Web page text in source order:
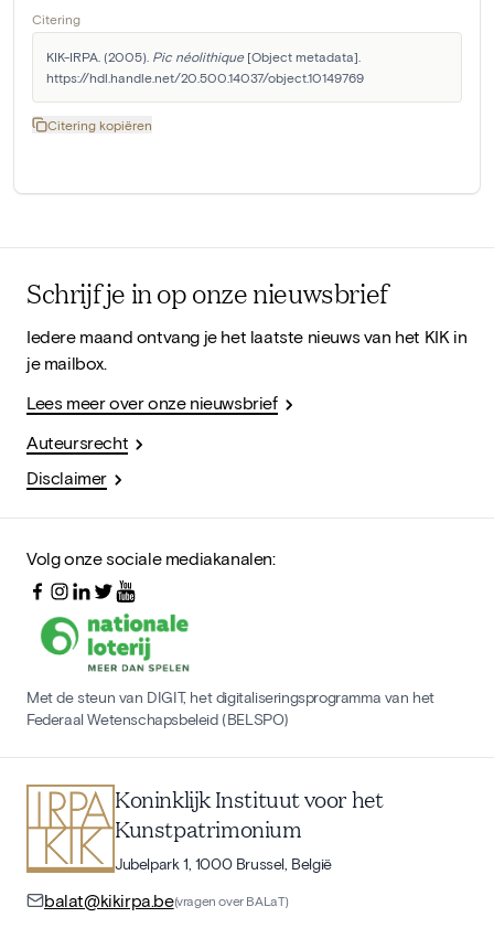
Citering
KIK-IRPA. (2005). Pic néolithique [Object metadata].
https://hdl.handle.net/20.500.14037/object.10149769
Citering kopiëren
Schrijf je in op onze nieuwsbrief
Iedere maand ontvang je het laatste nieuws van het KIK in
je mailbox.
Lees meer over onze nieuwsbrief
Auteursrecht
Disclaimer
Volg onze sociale mediakanalen:
Met de steun van DIGIT, het digitaliseringsprogramma van het
Federaal Wetenschapsbeleid (BELSPO)
Koninklijk Instituut voor het
Kunstpatrimonium
Jubelpark 1, 1000 Brussel, België
balat@kikirpa.be(vragen over BALaT)